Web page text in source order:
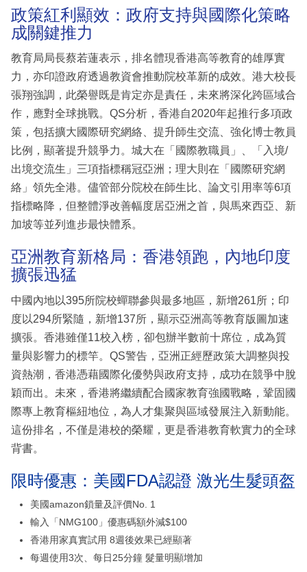
政策紅利顯效：政府支持與國際化策略
成關鍵推力
教育局局長蔡若蓮表示，排名體現香港高等教育的雄厚實
力，亦印證政府透過教資會推動院校革新的成效。港大校長
張翔強調，此榮譽既是肯定亦是責任，未來將深化跨區域合
作，應對全球挑戰。QS分析，香港自2020年起推行多項政
策，包括擴大國際研究網絡、提升師生交流、強化博士教員
比例，顯著提升競爭力。城大在「國際教職員」、「入境/
出境交流生」三項指標稱冠亞洲；理大則在「國際研究網
絡」領先全港。儘管部分院校在師生比、論文引用率等6項
指標略降，但整體淨改善幅度居亞洲之首，與馬來西亞、新
加坡等並列進步最快體系。
亞洲教育新格局：香港領跑，內地印度
擴張迅猛
中國內地以395所院校蟬聯參與最多地區，新增261所；印
度以294所緊隨，新增137所，顯示亞洲高等教育版圖加速
擴張。香港雖僅11校入榜，卻包辦半數前十席位，成為質
量與影響力的標竿。QS警告，亞洲正經歷政策大調整與投
資熱潮，香港憑藉國際化優勢與政府支持，成功在競爭中脫
穎而出。未來，香港將繼續配合國家教育強國戰略，鞏固國
際專上教育樞紐地位，為人才集聚與區域發展注入新動能。
這份排名，不僅是港校的榮耀，更是香港教育軟實力的全球
背書。
限時優惠：美國FDA認證 激光生髮頭盔
美國amazon鎖量及評價No. 1
輸入「NMG100」優惠碼額外減$100
香港用家真實試用 8週後效果已經顯著
每週使用3次、每日25分鐘 髮量明顯增加